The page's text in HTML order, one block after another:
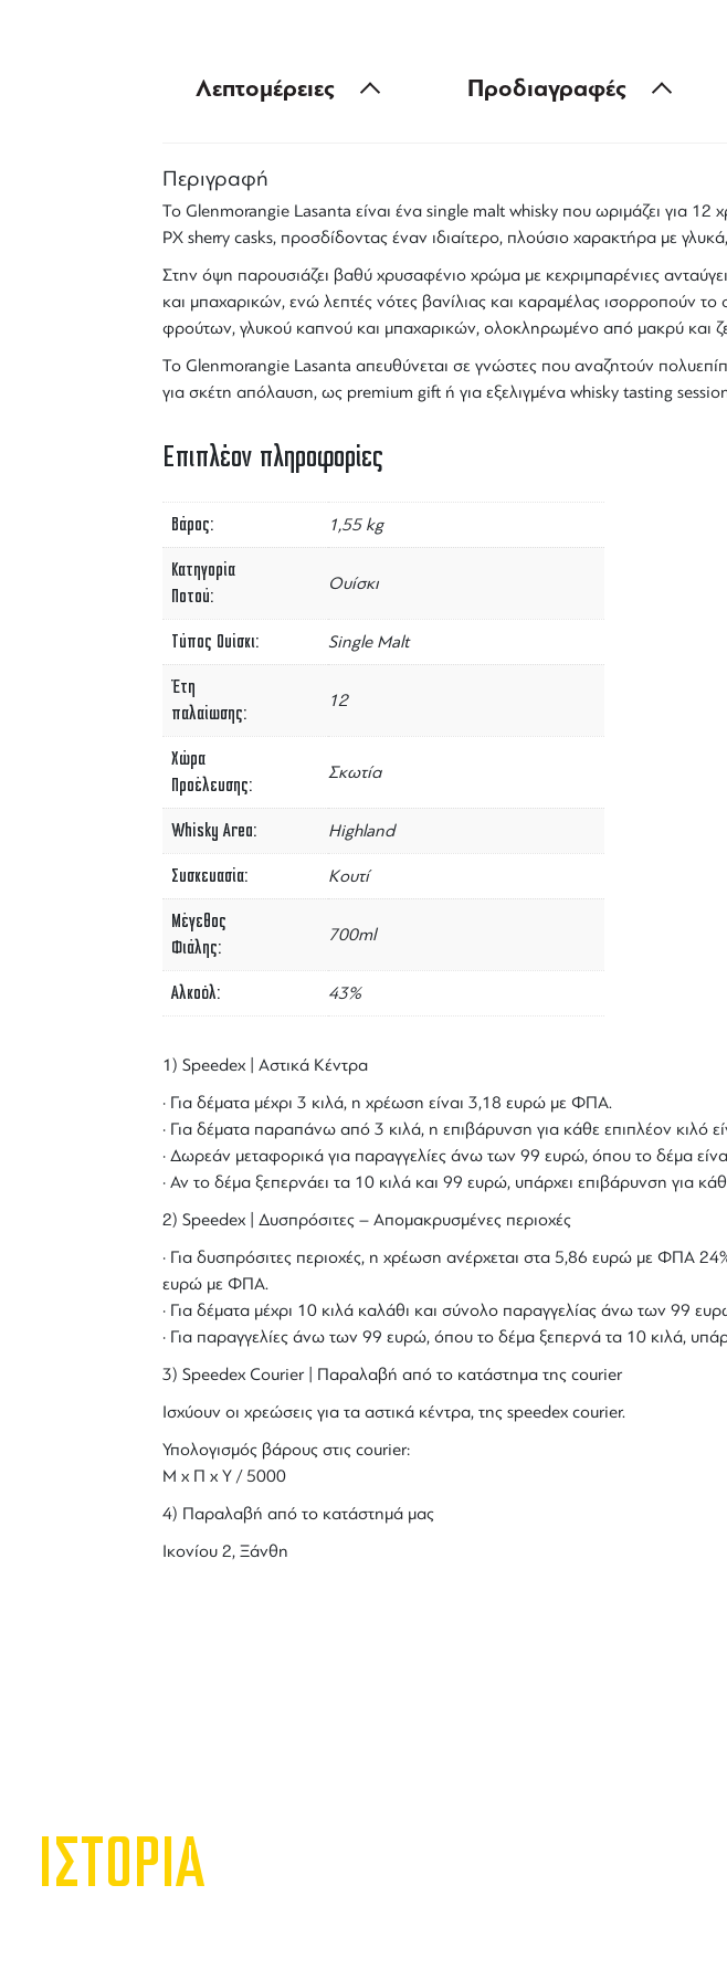
Λεπτομέρειες Προδιαγραφές
Περιγραφή
Το Glenmorangie Lasanta είναι ένα single malt whisky που ωριμάζει για 12
PX sherry casks, προσδίδοντας έναν ιδιαίτερο, πλούσιο χαρακτήρα με
Στην όψη παρουσιάζει βαθύ χρυσαφένιο χρώμα με κεχριμπαρένιες
και μπαχαρικών, ενώ λεπτές νότες βανίλιας και καραμέλας ισορροπούν το
φρούτων, γλυκού καπνού και μπαχαρικών, ολοκληρωμένο από μακρύ και
Το Glenmorangie Lasanta απευθύνεται σε γνώστες που αναζητούν
για σκέτη απόλαυση, ως premium gift ή για εξελιγμένα whisky tasting
Επιπλέον πληροφορίες
Βάρος 1,55 kg
Κατηγορία
Ποτού
Ουίσκι
Τύπος Ουίσκι Single Malt
Έτη
παλαίωσης
12
Χώρα
Προέλευσης
Σκωτία
Whisky Area Highland
Συσκευασία Κουτί
Μέγεθος
Φιάλης
700ml
Αλκοόλ 43%
1) Speedex | Αστικά Κέντρα
· Για δέματα μέχρι 3 κιλά, η χρέωση είναι 3,18 ευρώ με ΦΠΑ.
· Για δέματα παραπάνω από 3 κιλά, η επιβάρυνση για κάθε επιπλέον κιλό
· Δωρεάν μεταφορικά για παραγγελίες άνω των 99 ευρώ, όπου το δέμα
· Αν το δέμα ξεπερνάει τα 10 κιλά και 99 ευρώ, υπάρχει επιβάρυνση για
2) Speedex | Δυσπρόσιτες – Απομακρυσμένες περιοχές
· Για δυσπρόσιτες περιοχές, η χρέωση ανέρχεται στα 5,86 ευρώ με ΦΠΑ
ευρώ με ΦΠΑ.
· Για δέματα μέχρι 10 κιλά καλάθι και σύνολο παραγγελίας άνω των 99
· Για παραγγελίες άνω των 99 ευρώ, όπου το δέμα ξεπερνά τα 10 κιλά,
3) Speedex Courier | Παραλαβή από το κατάστημα της courier
Ισχύουν οι χρεώσεις για τα αστικά κέντρα, της speedex courier.
Υπολογισμός βάρους στις courier:
Μ x Π x Y / 5000
4) Παραλαβή από το κατάστημά μας
Ικονίου 2, Ξάνθη
ΙΣΤΟΡΙΑ